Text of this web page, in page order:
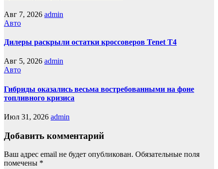
Авг 7, 2026 admin
Авто
Дилеры раскрыли остатки кроссоверов Tenet T4
Авг 5, 2026 admin
Авто
Гибриды оказались весьма востребованными на фоне
топливного кризиса
Июл 31, 2026 admin
Добавить комментарий
Ваш адрес email не будет опубликован. Обязательные поля
помечены *